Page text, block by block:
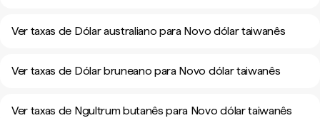
Ver taxas de Dólar australiano para Novo dólar taiwanês
Ver taxas de Dólar bruneano para Novo dólar taiwanês
Ver taxas de Ngultrum butanês para Novo dólar taiwanês